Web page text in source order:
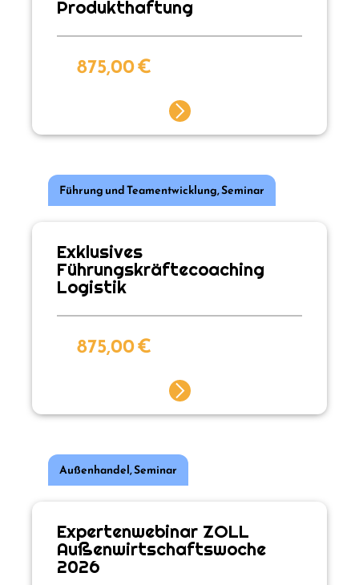
Produkthaftung
875,00€
Führung und Teamentwicklung,Seminar
Exklusives
Führungskräftecoaching
Logistik
875,00€
Außenhandel,Seminar
Expertenwebinar ZOLL
Außenwirtschaftswoche
2026